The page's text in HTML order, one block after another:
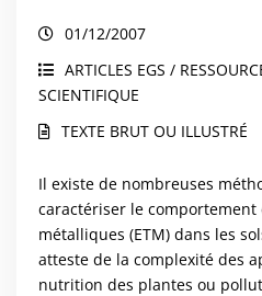
01/12/2007
ARTICLES EGS /
SCIENTIFIQUE
TEXTE BRUT OU ILLUSTRÉ
Il existe de nombreuses
caractériser le comportement
métalliques (ETM) dans les
atteste de la complexité des
nutrition des plantes ou